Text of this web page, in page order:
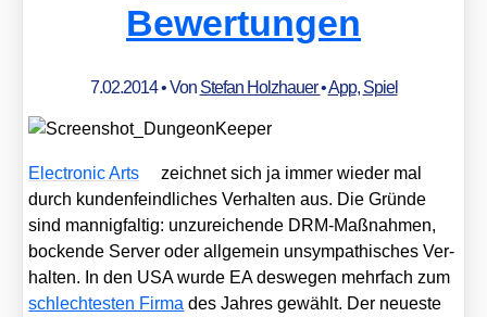
Bewertungen
7.02.2014• Von Stefan Holzhauer•App, Spiel
Elec­tro­nic Arts
zeich­net sich ja immer wie­der mal
durch kun­den­feind­li­ches Ver­hal­ten aus. Die Grün­de
sind man­nig­fal­tig: unzu­rei­chen­de DRM-Maß­nah­men,
bocken­de Ser­ver oder all­ge­mein unsym­pa­thi­sches Ver­
hal­ten. In den USA wur­de EA des­we­gen mehr­fach zum
schlech­tes­ten Fir­ma des Jah­res gewählt. Der neu­es­te